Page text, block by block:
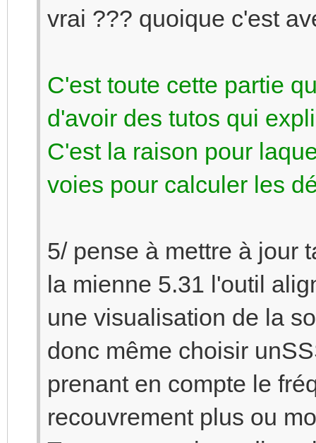
vrai ??? quoique c'est
C'est toute cette partie
d'avoir des tutos qui
C'est la raison pour
voies pour calculer les
5/ pense à mettre à jour
la mienne 5.31 l'outil
une visualisation de la
donc même choisir
prenant en compte le
recouvrement plus ou